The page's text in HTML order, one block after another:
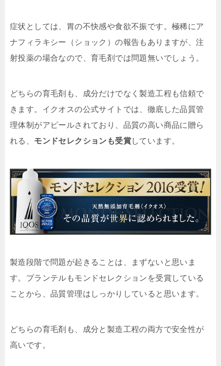
症状としては、胃の不快感や食欲不振です。極稀にア
ナフィラキシー（ショック）の報告もありますが、注
射投薬の場合なので、育毛剤では問題無いでしょう。
どちらの育毛剤も、成分だけでなく製造工程も信頼で
きます。イクオスの公式サイトでは、徹底した品質管
理体制がアピールされており、品質の高い商品に贈ら
れる、 モンドセレクションも受賞しています。
製造段階で問題が起きることは、まずないと思いま
す。プランテルもモンドセレクションを受賞している
ことから、品質管理はしっかりしていると思います。
どちらの育毛剤も、成分と製造工程の両方で安全性が
高いです。